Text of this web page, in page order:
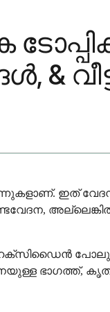
ഇത്
അല്ലെങ്കിൽ
പോലുള്ള
ഭാഗത്ത്,